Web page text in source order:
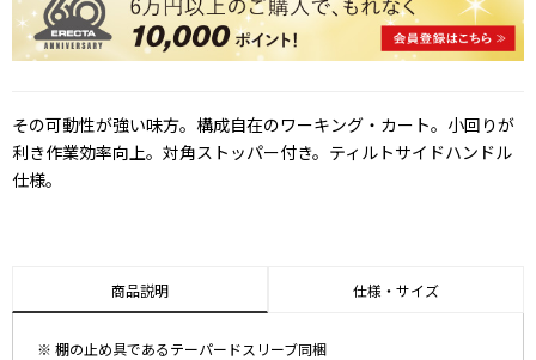
その可動性が強い味方。構成自在のワーキング・カート。小回りが
利き作業効率向上。対角ストッパー付き。ティルトサイドハンドル
仕様。
商品説明 仕様・サイズ
※ 棚の止め具であるテーパードスリーブ同梱